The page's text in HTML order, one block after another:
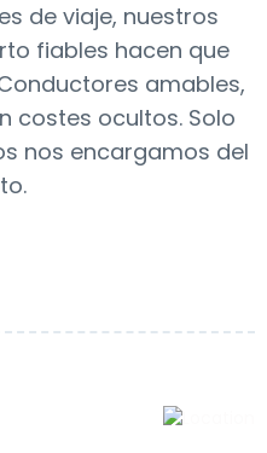
de viaje, nuestros
fiables hacen que
amables,
costes ocultos. Solo
nos encargamos del